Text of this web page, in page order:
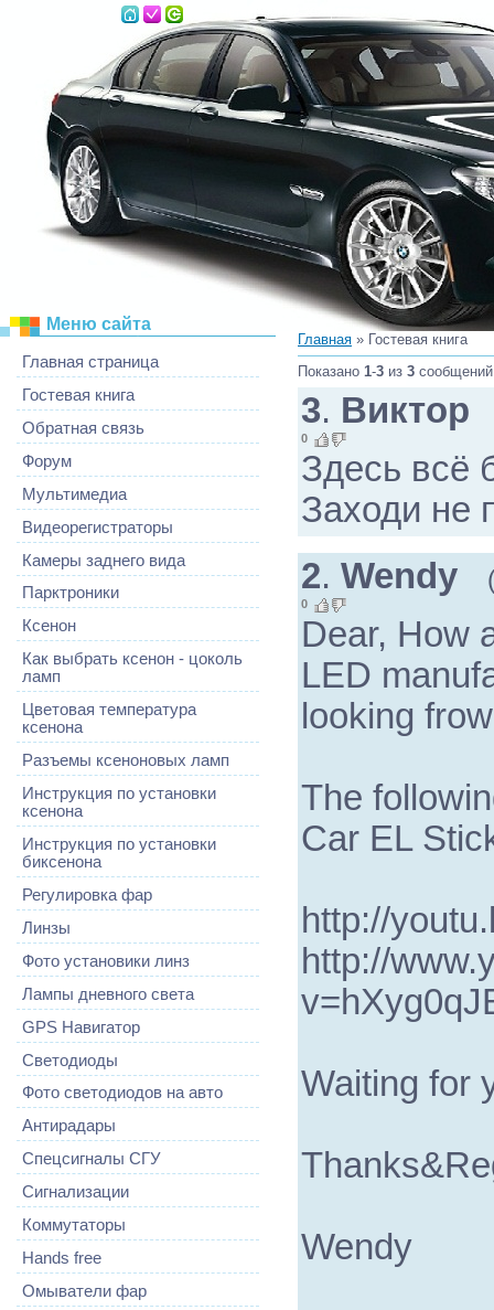
Меню сайта
Главная страница
Гостевая книга
Обратная связь
Форум
Мультимедиа
Видеорегистраторы
Камеры заднего вида
Парктроники
Ксенон
Как выбрать ксенон - цоколь
ламп
Цветовая температура
ксенона
Разъемы ксеноновых ламп
Инструкция по установки
ксенона
Инструкция по установки
биксенона
Регулировка фар
Линзы
Фото установики линз
Лампы дневного света
GPS Навигатор
Светодиоды
Фото светодиодов на авто
Антирадары
Спецсигналы СГУ
Сигнализации
Коммутаторы
Hands free
Омыватели фар
Главная » Гостевая книга
Показано 1-3 из 3 сообщений
3. Виктор
0
Здесь всё
Заходи не
2. Wendy
0
Dear, How
LED
looking
The
Car EL
http://
http://
Waiting for
Wendy